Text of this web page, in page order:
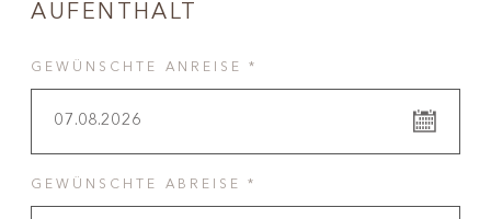
AUFENTHALT
GEWÜNSCHTE ANREISE *
07.08.2026
GEWÜNSCHTE ABREISE *